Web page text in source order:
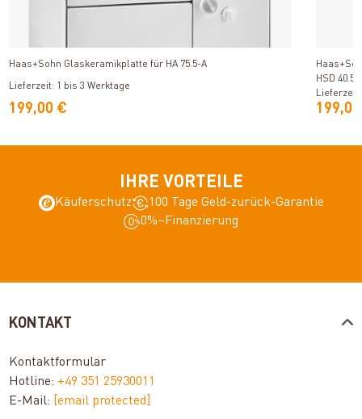
Haas+Sohn Glaskeramikplatte für HA 75.5-A
Lieferzeit: 1 bis 3 Werktage
199,00 €
HSD 40.5-
IHRE VORTEILE
Käuferschutz
100 Tage Geld-zurück-Garantie
0%–Finanzierung
KONTAKT
Kontaktformular
Hotline: +49 351 25930011
E-Mail: [email protected]